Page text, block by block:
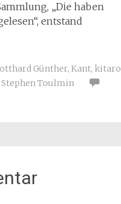
„Die haben
entstand
Günther, Kant, kitaro
Stephen Toulmin